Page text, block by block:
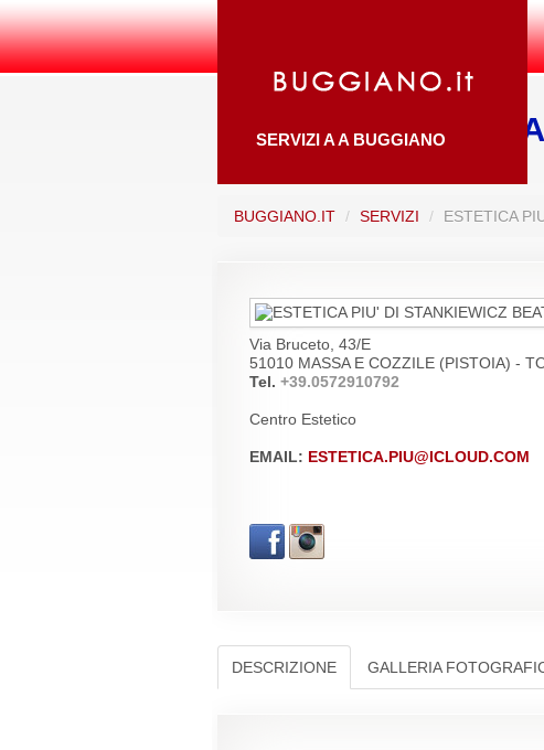
SERVIZI A A BUGGIANO
BUGGIANO.IT / SERVIZI / ESTETICA
Via Bruceto, 43/E
51010 MASSA E COZZILE (PISTOIA) -
Tel. +39.0572910792
Centro Estetico
EMAIL: ESTETICA.PIU@ICLOUD.COM
DESCRIZIONE GALLERIA